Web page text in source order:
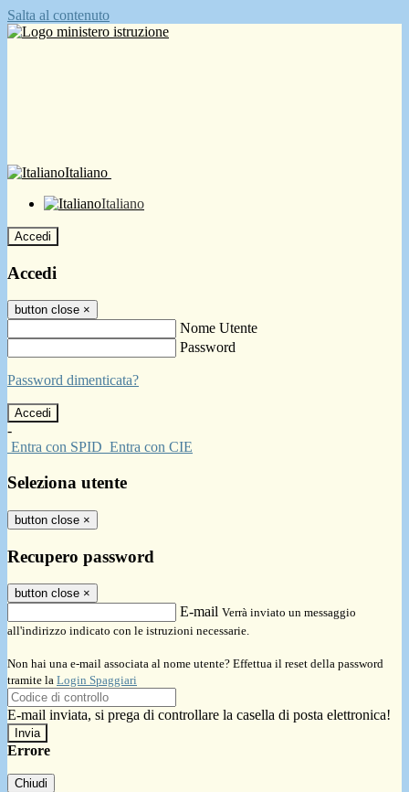
Salta al contenuto
Italiano
Italiano
Accedi
Accedi
button close ×
Nome Utente
Password
Password dimenticata?
-
Entra con SPID Entra con CIE
Seleziona utente
button close ×
Recupero password
button close ×
E-mail Verrà inviato un messaggio
all'indirizzo indicato con le istruzioni necessarie.
Non hai una e-mail associata al nome utente? Effettua il reset della password
tramite la Login Spaggiari
E-mail inviata, si prega di controllare la casella di posta elettronica!
Errore
Chiudi